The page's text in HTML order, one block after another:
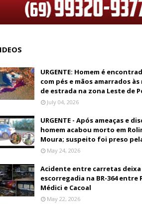
URGENTE: Homem é
com pés e mãos amarrados
de estrada na zona Leste de
July 04, 2026
URGENTE - Após ameaças e
homem acabou morto em
Moura; suspeito foi preso
May 24, 2026
Acidente entre carretas
escorregadia na BR-364 entre
Médici e Cacoal
May 22, 2026